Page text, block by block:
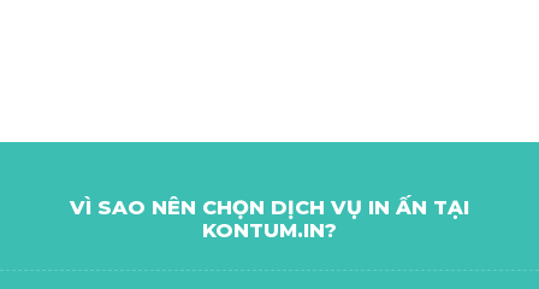
VÌ SAO NÊN CHỌN DỊCH VỤ IN ẤN TẠI
KONTUM.IN?